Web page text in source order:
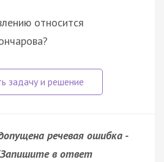
относится
речевая ошибка -
в ответ